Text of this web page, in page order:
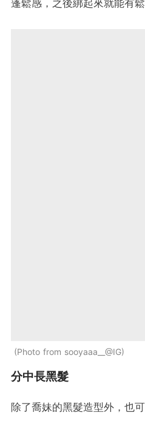
蓬鬆感，之後綁起來就能有
Photo from sooyaaa__@IG
分中長黑髮
除了喬妹的黑髮造型外，也